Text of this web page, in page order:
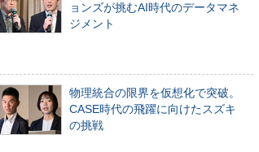
ョンズが挑むAI時代のデータマネ
ジメント
物理統合の限界を仮想化で突破。
CASE時代の飛躍に向けたスズキ
の挑戦